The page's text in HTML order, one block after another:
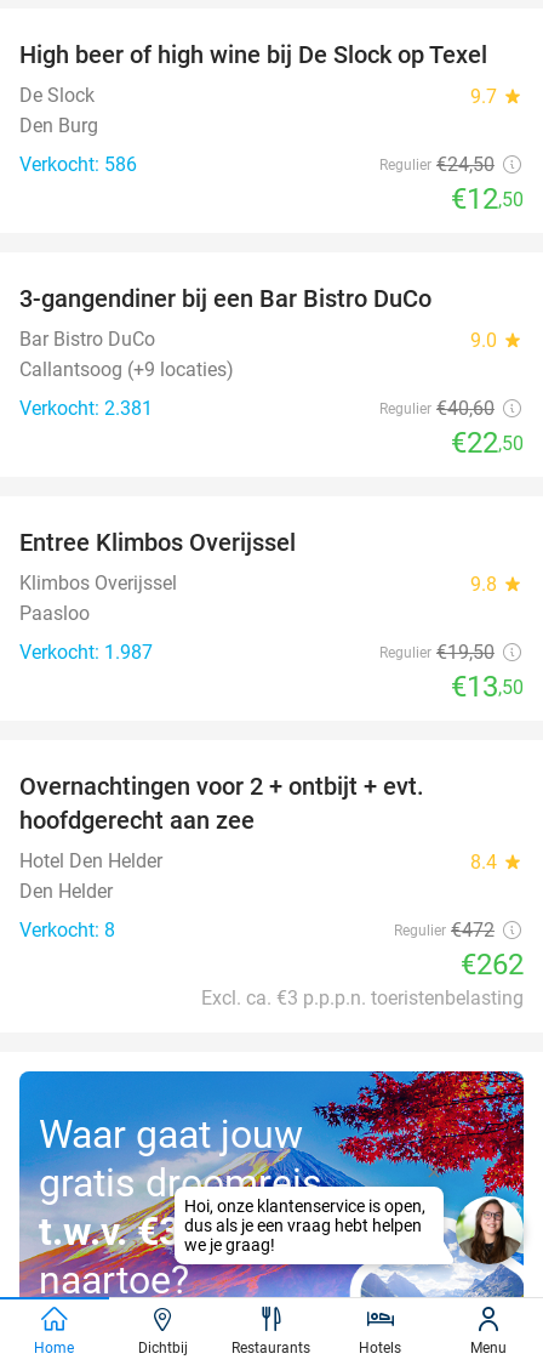
49%
High beer of high wine bij De Slock op Texel
De Slock 9.7 star
Den Burg
Verkocht: 586
Regulier €24,50
€12,50
3-gangendiner bij een Bar Bistro DuCo
Bar Bistro DuCo 9.0 star
Callantsoog (+9 locaties)
Verkocht: 2.381
Regulier €40,60
€22,50
Entree Klimbos Overijssel
Klimbos Overijssel 9.8 star
Paasloo
Verkocht: 1.987
Regulier €19,50
€13,50
Overnachtingen voor 2 + ontbijt + evt.
hoofdgerecht aan zee
Hotel Den Helder 8.4 star
Den Helder
Verkocht: 8
Regulier €472
€262
Excl. ca. €3 p.p.p.n. toeristenbelasting
Waar gaat jouw
gratis droomreis
t.w.v. €3.000
naartoe?
Doe mee!
Home Dichtbij Restaurants Hotels Menu